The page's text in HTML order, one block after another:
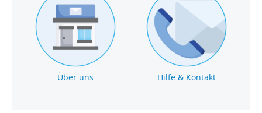
Über uns Hilfe & Kontakt